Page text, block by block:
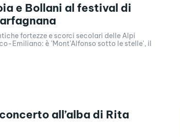
e Bollani al festival di
fortezze e scorci secolari delle Alpi
Emiliano: è 'Mont'Alfonso sotto le stelle', il
all’alba di Rita